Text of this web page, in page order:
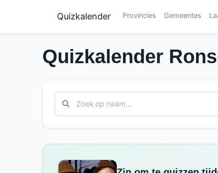
Quizkalender Provincies Gemeentes
Quizkalender